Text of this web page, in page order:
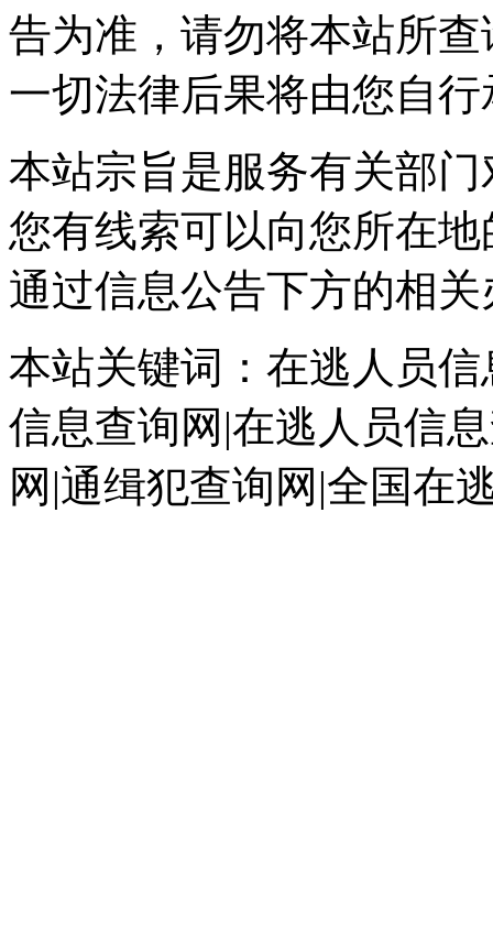
告为准，请勿将本站所
一切法律后果将由您自行
本站宗旨是服务有关部
您有线索可以向您所在
通过信息公告下方的相
本站关键词：在逃人员
信息查询网|在逃人员信
网|通缉犯查询网|全国在